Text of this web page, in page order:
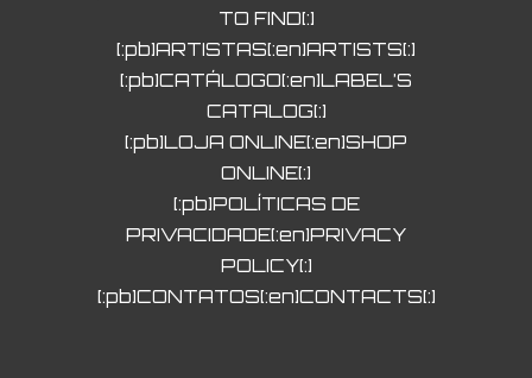
TO FIND[:]
[:pb]ARTISTAS[:en]ARTISTS[:]
[:pb]CATÁLOGO[:en]LABEL’S
CATALOG[:]
[:pb]LOJA ONLINE[:en]SHOP
ONLINE[:]
[:pb]POLÍTICAS DE
PRIVACIDADE[:en]PRIVACY
POLICY[:]
[:pb]CONTATOS[:en]CONTACTS[:]